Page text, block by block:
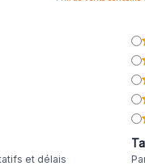
et délais